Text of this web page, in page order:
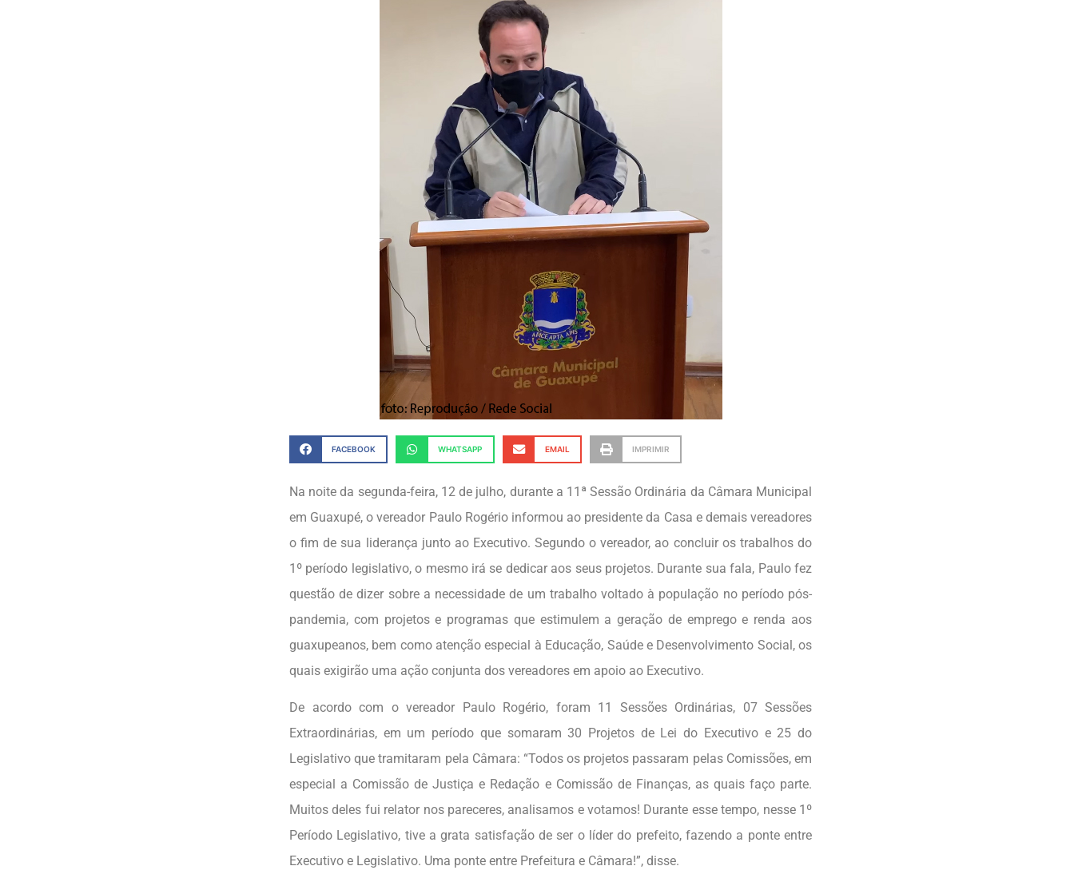
FACEBOOK WHATSAPP EMAIL IMPRIMIR
Na noite da segunda-feira, 12 de julho, durante a 11ª Sessão Ordinária da Câmara Municipal
em Guaxupé, o vereador Paulo Rogério informou ao presidente da Casa e demais vereadores
o fim de sua liderança junto ao Executivo. Segundo o vereador, ao concluir os trabalhos do
1º período legislativo, o mesmo irá se dedicar aos seus projetos. Durante sua fala, Paulo fez
questão de dizer sobre a necessidade de um trabalho voltado à população no período pós-
pandemia, com projetos e programas que estimulem a geração de emprego e renda aos
guaxupeanos, bem como atenção especial à Educação, Saúde e Desenvolvimento Social, os
quais exigirão uma ação conjunta dos vereadores em apoio ao Executivo.
De acordo com o vereador Paulo Rogério, foram 11 Sessões Ordinárias, 07 Sessões
Extraordinárias, em um período que somaram 30 Projetos de Lei do Executivo e 25 do
Legislativo que tramitaram pela Câmara: “Todos os projetos passaram pelas Comissões, em
especial a Comissão de Justiça e Redação e Comissão de Finanças, as quais faço parte.
Muitos deles fui relator nos pareceres, analisamos e votamos! Durante esse tempo, nesse 1º
Período Legislativo, tive a grata satisfação de ser o líder do prefeito, fazendo a ponte entre
Executivo e Legislativo. Uma ponte entre Prefeitura e Câmara!”, disse.